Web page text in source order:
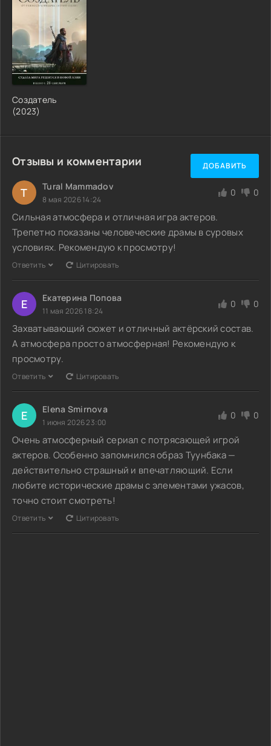
Создатель
(2023)
Отзывы и комментарии ДОБАВИТЬ
T Tural Mammadov
8 мая 2026 14:24
0 0
Сильная атмосфера и отличная игра актеров.
Трепетно показаны человеческие драмы в суровых
условиях. Рекомендую к просмотру!
Ответить Цитировать
Е Екатерина Попова
11 мая 2026 18:24
0 0
Захватывающий сюжет и отличный актёрский состав.
А атмосфера просто атмосферная! Рекомендую к
просмотру.
Ответить Цитировать
E Elena Smirnova
1 июня 2026 23:00
0 0
Очень атмосферный сериал с потрясающей игрой
актеров. Особенно запомнился образ Туунбака —
действительно страшный и впечатляющий. Если
любите исторические драмы с элементами ужасов,
точно стоит смотреть!
Ответить Цитировать